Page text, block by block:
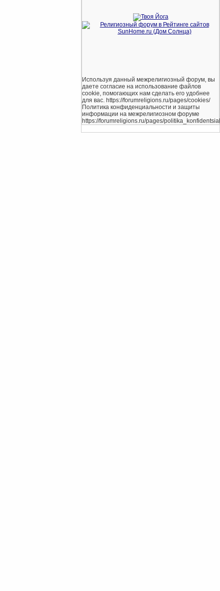
Используя данный межрелигиозный форум, вы
даете согласие на использование файлов
cookie, помогающих нам сделать его удобнее
для вас. https://forumreligions.ru/pages/cookies/
Политика конфиденциальности и защиты
информации на межрелигиозном форуме
https://forumreligions.ru/pages/